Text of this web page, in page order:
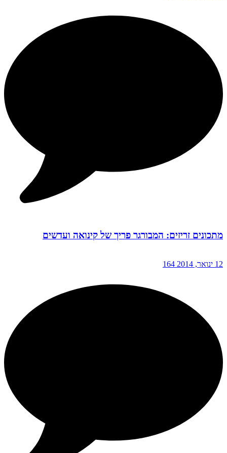
מתכונים זריזים: המבורגר פריך של קינואה ועדשים
12 ינואר, 2014 164